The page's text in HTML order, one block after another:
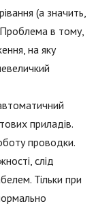
(а значить,
в тому,
на яку
приладів.
проводки.
слід
Тільки при